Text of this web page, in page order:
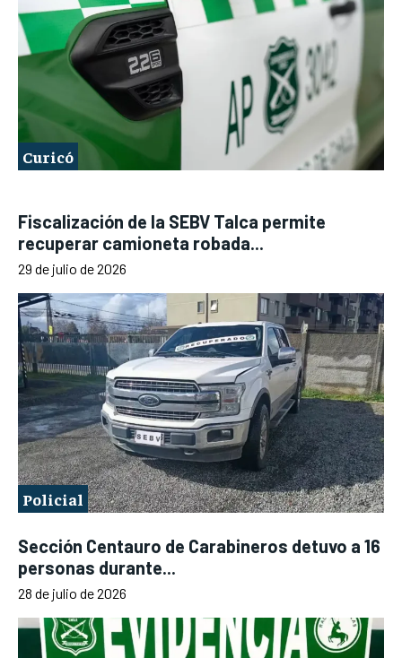
Curicó
Fiscalización de la SEBV Talca permite
recuperar camioneta robada...
29 de julio de 2026
Policial
Sección Centauro de Carabineros detuvo a 16
personas durante...
28 de julio de 2026